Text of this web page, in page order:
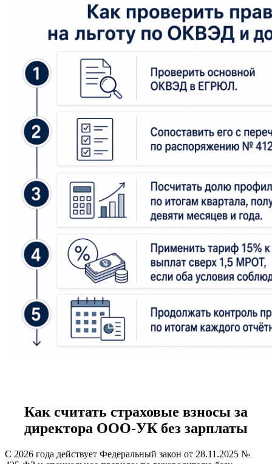
Как считать страховые взносы за
директора ООО-УК без зарплаты
С 2026 года действует Федеральный закон от 28.11.2025 №